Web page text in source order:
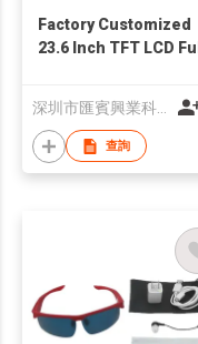
Factory Customized
23.6 Inch TFT LCD Full
Photo Frames
深圳市匯賓興業科技有限公司
查詢